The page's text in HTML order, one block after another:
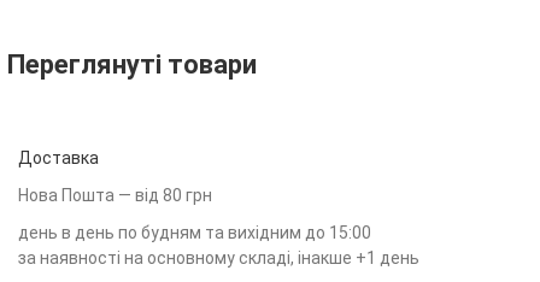
Переглянуті товари
Доставка
Нова Пошта — від 80 грн
день в день по будням та вихідним до 15:00
за наявності на основному складі, інакше +1 день